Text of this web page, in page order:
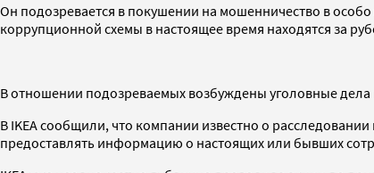
Он подозревается в покушении на мошенничество в
коррупционной схемы в настоящее время находятся за
В отношении подозреваемых возбуждены уголовные
В IKEA сообщили, что компании известно о
предоставлять информацию о настоящих или бывших